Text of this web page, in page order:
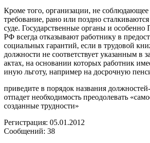
Кроме того, организации, не соблюдающее
требование, рано или поздно
суде. Государственные органы и
РФ всегда отказывают работнику в
социальных гарантий, если в трудовой
должности не соответствует указанным в
актах, на основании которых работник
иную льготу, например на досрочную
приведите в порядок названия
отпадет необходимость преодолевать
созданные трудности»
Регистрация: 05.01.2012
Сообщений: 38